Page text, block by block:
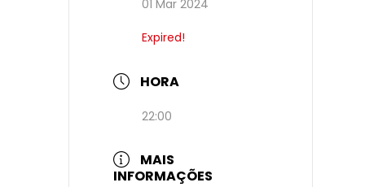
01 Mar 2024
Expired!
HORA
22:00
MAIS
INFORMAÇÕES